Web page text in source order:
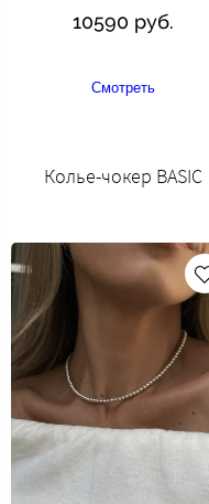
10590 руб.
Смотреть
Колье-чокер BASIC